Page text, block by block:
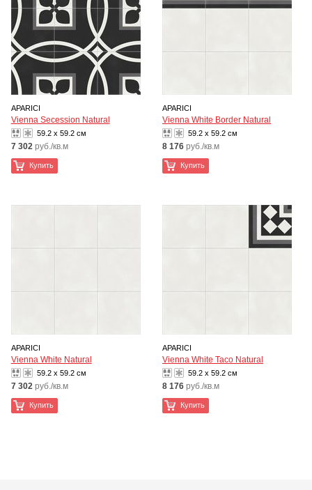
APARICI
Vienna Secession Natural
59.2 x 59.2 см
7 302 руб./кв.м
Купить
APARICI
Vienna White Border Natural
59.2 x 59.2 см
8 176 руб./кв.м
Купить
APARICI
Vienna White Natural
59.2 x 59.2 см
7 302 руб./кв.м
Купить
APARICI
Vienna White Taco Natural
59.2 x 59.2 см
8 176 руб./кв.м
Купить